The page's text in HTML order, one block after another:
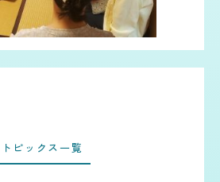
トピックス一覧